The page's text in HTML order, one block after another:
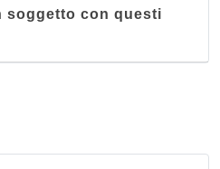
soggetto con questi